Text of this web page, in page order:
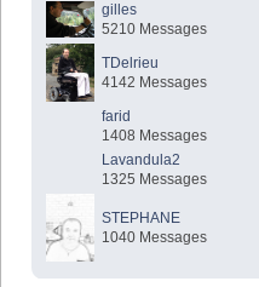
gilles
5210 Messages
TDelrieu
4142 Messages
farid
1408 Messages
Lavandula2
1325 Messages
STEPHANE
1040 Messages